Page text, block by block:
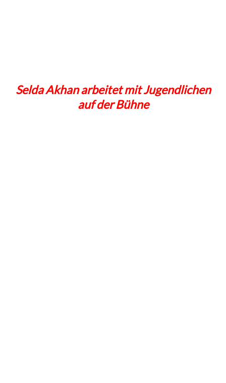
Selda Akhan arbeitet mit Jugendlichen
auf der Bühne